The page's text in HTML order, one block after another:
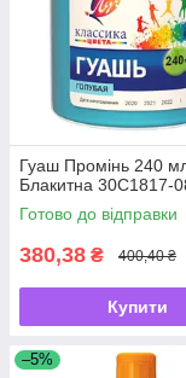
Гуаш Промінь 240
Блакитна 30С1817-
Готово до відправки
380,38 ₴ 400,40 ₴
Купити
–5%